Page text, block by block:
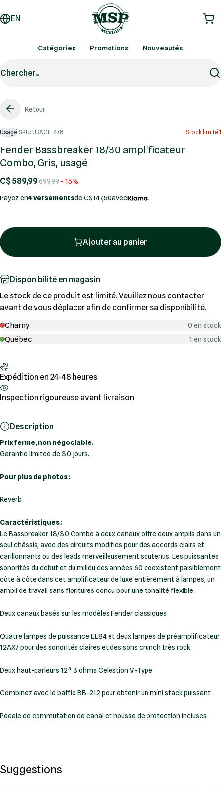
EN
Catégories Promotions Nouveautés
Chercher...
Retour
Usagé SKU: USAGE-478 Stock limité1
Fender Bassbreaker 18/30 amplificateur
Combo, Gris, usagé
C$ 589,99699,99 - 15%
Payez en4 versementsde C$147,50avec
Ajouter au panier
Disponibilité en magasin
Le stock de ce produit est limité. Veuillez nous contacter
avant de vous déplacer afin de confirmer sa disponibilité.
Charny 0 en stock
Québec 1 en stock
Expédition en 24-48 heures
Inspection rigoureuse avant livraison
Description
Prix ferme, non négociable.
Garantie limitée de 30 jours.
Pour plus de photos :
Reverb
Caractéristiques :
Le Bassbreaker 18/30 Combo à deux canaux offre deux amplis dans un
seul châssis, avec des circuits modifiés pour des accords clairs et
carillonnants ou des leads merveilleusement soutenus. Les puissantes
sonorités du début et du milieu des années 60 coexistent paisiblement
côte à côte dans cet amplificateur de luxe entièrement à lampes, un
Deux canaux basés sur les modèles Fender classiques
Quatre lampes de puissance EL84 et deux lampes de préamplificateur
12AX7 pour des sonorités claires et des sons crunch très rock.
Deux haut-parleurs 12" 8 ohms Celestion V-Type
Combinez avec le baffle BB-212 pour obtenir un mini stack puissant
Pédale de commutation de canal et housse de protection incluses
Suggestions